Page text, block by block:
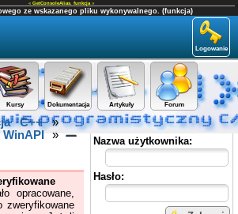
« GetConsoleAlias, funkcja»
ze wskazanego pliku wykonywalnego. (funkcja)
Logowanie
Kursy Dokumentacja Artykuły Forum
Panel użytkownika
Nazwa użytkownika:
Hasło:
C++»
WinAPI»
opracowane,
zweryfikowane